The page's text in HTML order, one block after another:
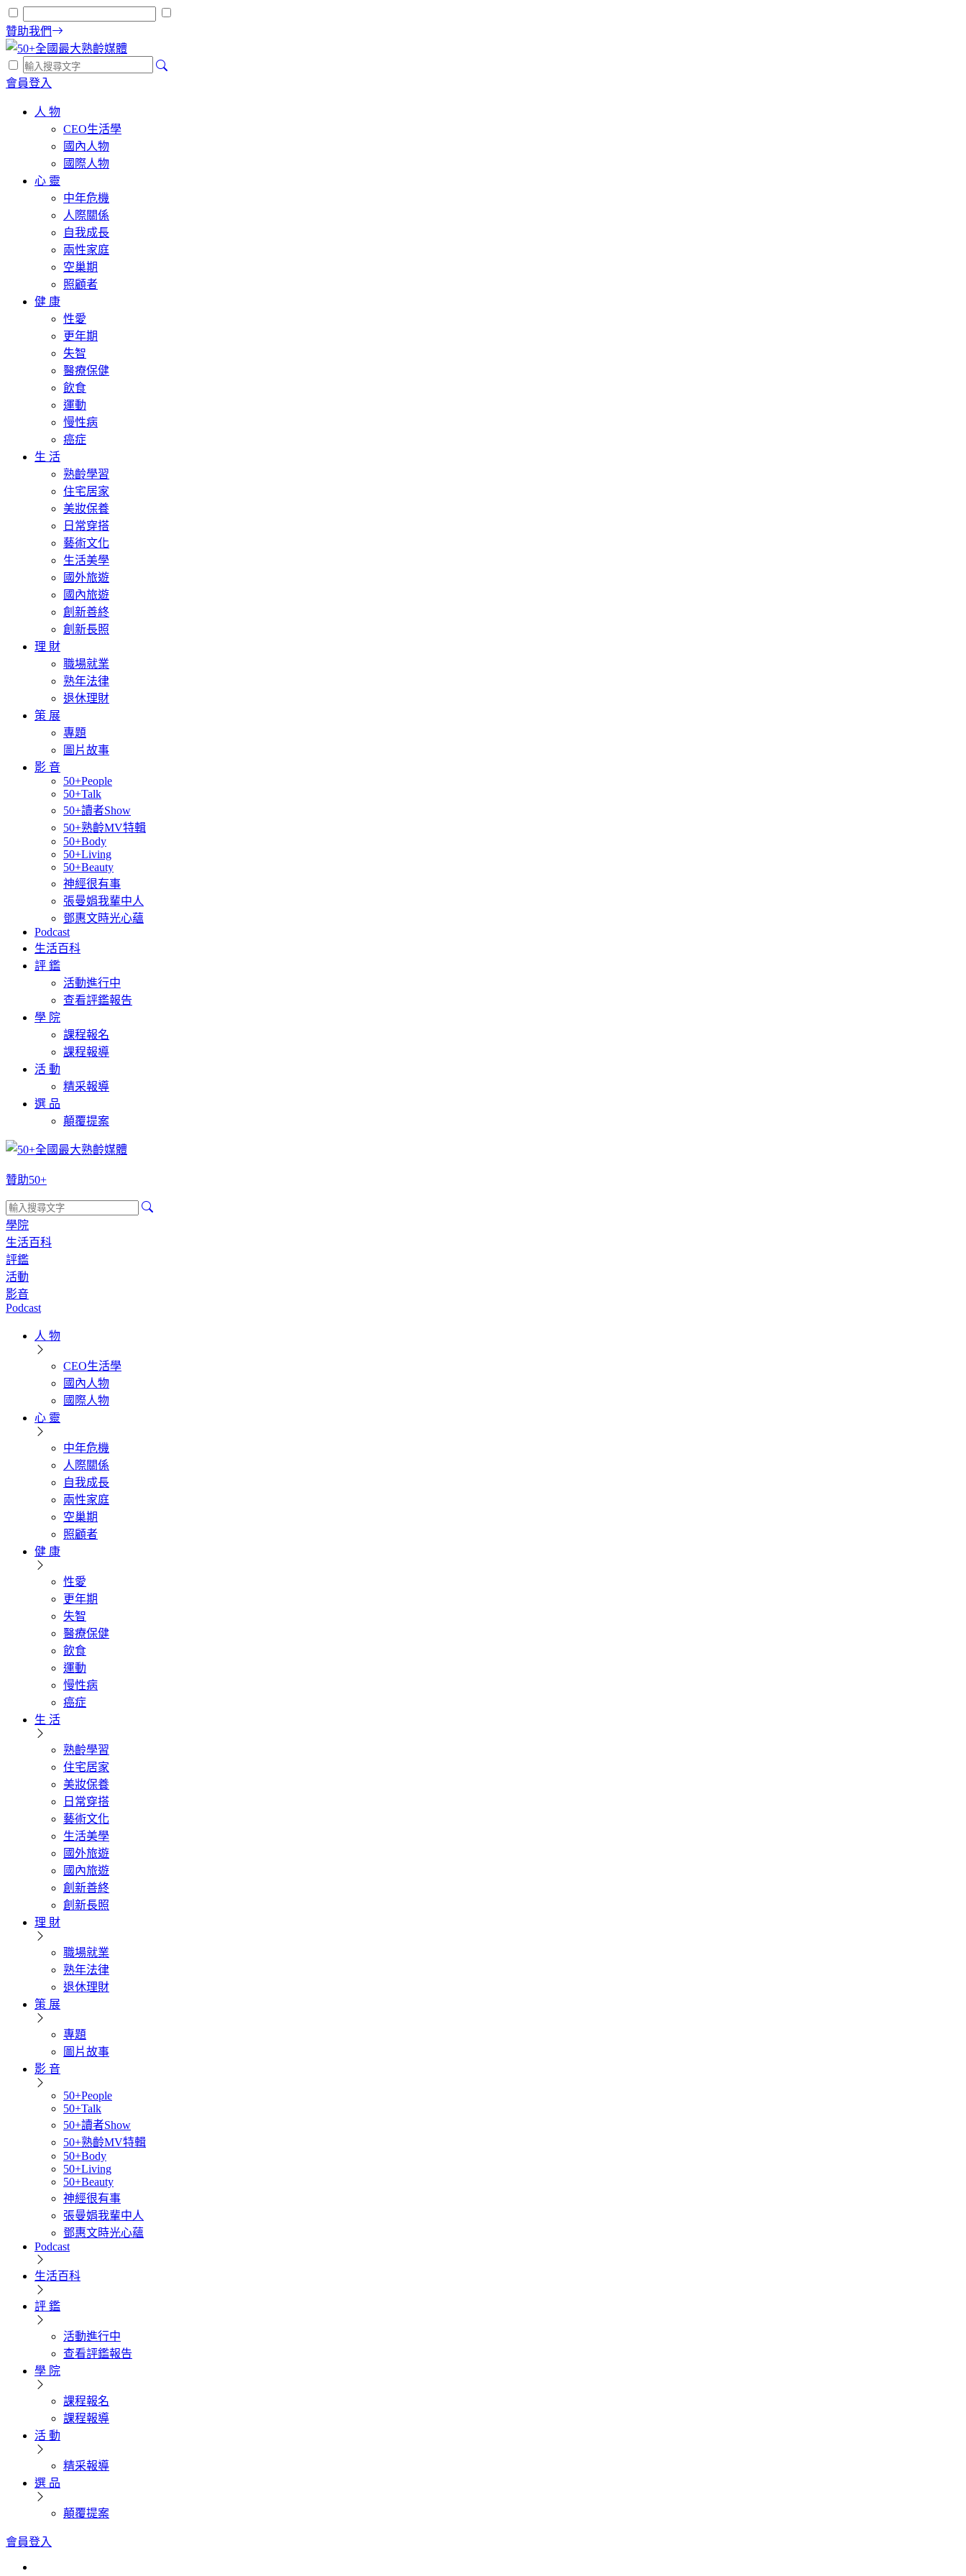
贊助我們
會員登入
人 物
CEO生活學
國內人物
國際人物
心 靈
中年危機
人際關係
自我成長
兩性家庭
空巢期
照顧者
健 康
性愛
更年期
失智
醫療保健
飲食
運動
慢性病
癌症
生 活
熟齡學習
住宅居家
美妝保養
日常穿搭
藝術文化
生活美學
國外旅遊
國內旅遊
創新善終
創新長照
理 財
職場就業
熟年法律
退休理財
策 展
專題
圖片故事
影 音
50+People
50+Talk
50+讀者Show
50+熟齡MV特輯
50+Body
50+Living
50+Beauty
神經很有事
張曼娟我輩中人
鄧惠文時光心蘊
Podcast
生活百科
評 鑑
活動進行中
查看評鑑報告
學 院
課程報名
課程報導
活 動
精采報導
選 品
顛覆提案
贊助50+
學院
生活百科
評鑑
活動
影音
Podcast
人 物
CEO生活學
國內人物
國際人物
心 靈
中年危機
人際關係
自我成長
兩性家庭
空巢期
照顧者
健 康
性愛
更年期
失智
醫療保健
飲食
運動
慢性病
癌症
生 活
熟齡學習
住宅居家
美妝保養
日常穿搭
藝術文化
生活美學
國外旅遊
國內旅遊
創新善終
創新長照
理 財
職場就業
熟年法律
退休理財
策 展
專題
圖片故事
影 音
50+People
50+Talk
50+讀者Show
50+熟齡MV特輯
50+Body
50+Living
50+Beauty
神經很有事
張曼娟我輩中人
鄧惠文時光心蘊
Podcast
生活百科
評 鑑
活動進行中
查看評鑑報告
學 院
課程報名
課程報導
活 動
精采報導
選 品
顛覆提案
會員登入